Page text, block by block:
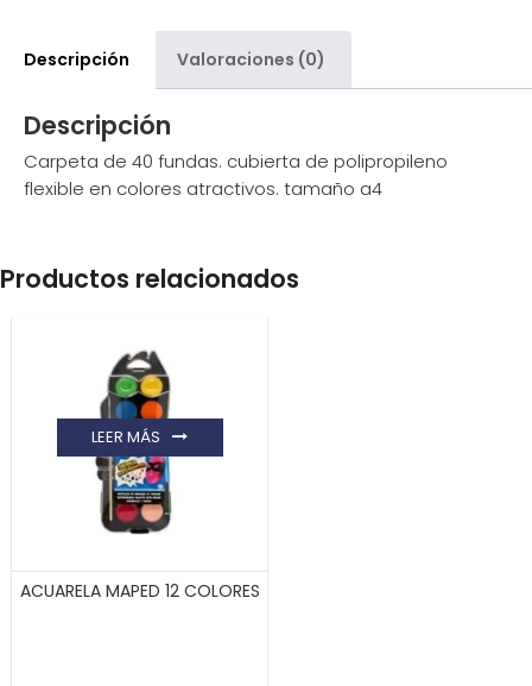
Descripción Valoraciones (0)
Descripción
Carpeta de 40 fundas. cubierta de polipropileno
flexible en colores atractivos. tamaño a4
Productos relacionados
ACUARELA MAPED 12 COLORES
LEER MÁS